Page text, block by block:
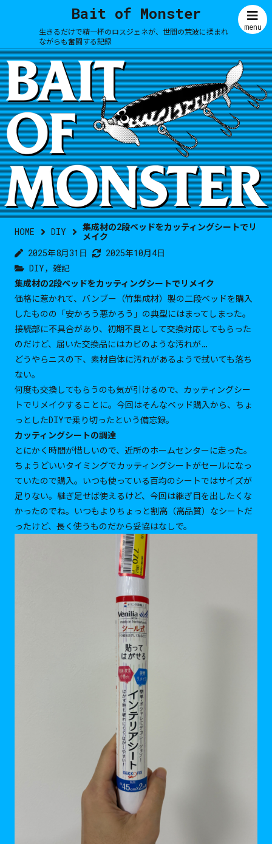
Bait of Monster
生きるだけで精一杯のロスジェネが、世間の荒波に揉まれ
ながらも奮闘する記録
menu
HOME DIY
集成材の2段ベッドをカッティングシートでリ
メイク
2025年8月31日
2025年10月4日
DIY， 雑記
集成材の2段ベッドをカッティングシートでリメイク
価格に惹かれて、バンブー（竹集成材）製の二段ベッドを購入
したものの「安かろう悪かろう」の典型にはまってしまった。
接続部に不具合があり、初期不良として交換対応してもらった
のだけど、届いた交換品にはカビのような汚れが…
どうやらニスの下、素材自体に汚れがあるようで拭いても落ち
ない。
何度も交換してもらうのも気が引けるので、カッティングシー
トでリメイクすることに。今回はそんなベッド購入から、ちょ
っとしたDIYで乗り切ったという備忘録。
カッティングシートの調達
とにかく時間が惜しいので、近所のホームセンターに走った。
ちょうどいいタイミングでカッティングシートがセールになっ
ていたので購入。いつも使っている百均のシートではサイズが
足りない。継ぎ足せば使えるけど、今回は継ぎ目を出したくな
かったのでね。いつもよりちょっと割高（高品質）なシートだ
ったけど、長く使うものだから妥協はなしで。